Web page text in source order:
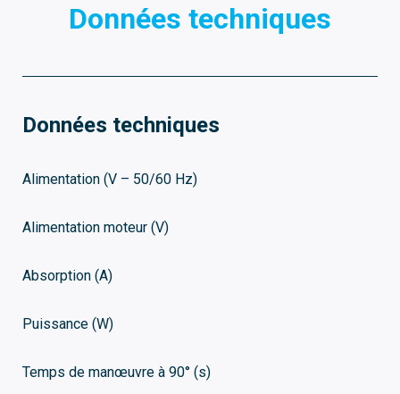
Données techniques
Données techniques
Alimentation (V – 50/60 Hz)
Alimentation moteur (V)
Absorption (A)
Puissance (W)
Temps de manœuvre à 90° (s)